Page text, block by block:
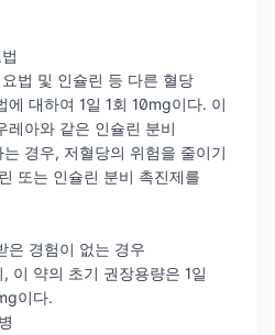
법 및 인슐린 등 다른 혈당
에 대하여 1일 1회 10mg이다. 이
레아와 같은 인슐린 분비
경우, 저혈당의 위험을 줄이기
또는 인슐린 분비 촉진제를
은 경험이 없는 경우
이 약의 초기 권장용량은 1일
이다.